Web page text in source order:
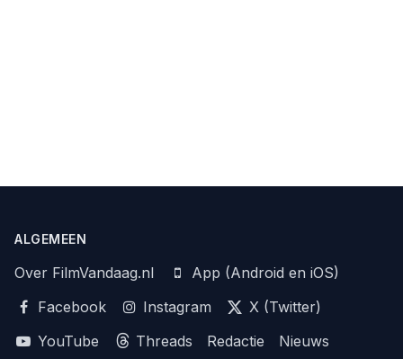
ALGEMEEN
Over FilmVandaag.nl
App (Android en iOS)
Facebook
Instagram
X (Twitter)
YouTube
Threads Redactie
Nieuws